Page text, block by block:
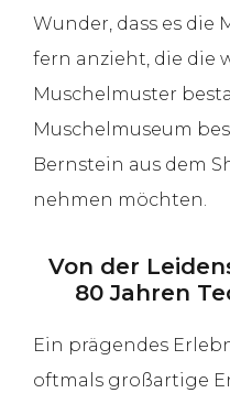
Wunder, dass es die
fern anzieht, die die
Muschelmuster
Muschelmuseum
Bernstein aus dem
nehmen möchten.
Von der
80 Jahren
Ein prägendes
oftmals großartige